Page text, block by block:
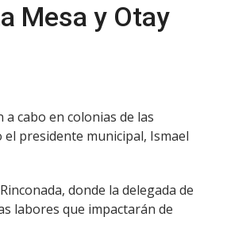
Mesa y Otay
cabo en colonias de las
el presidente municipal, Ismael
donde la delegada de
labores que impactarán de